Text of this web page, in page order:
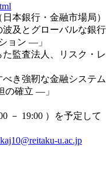
本銀行・金融市場局）
及とグローバルな銀行
ョン ―」
監査法人、リスク・レ
き強靭な金融システム
の確立 ―」
－ 19:00 ）を予定して
u.ac.jp